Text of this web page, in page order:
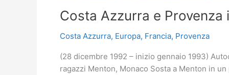
Costa Azzurra e Provenza
Costa Azzurra, Europa, Francia, Provenza
(28 dicembre 1992 – inizio gennaio 1993)
ragazzi Menton, Monaco Sosta a Menton in